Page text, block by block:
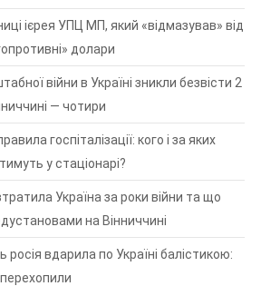
ієрея УПЦ МП, який «відмазував» від
долари
війни в Україні зникли безвісти 2
— чотири
госпіталізації: кого і за яких
у стаціонарі?
Україна за роки війни та що
на Вінниччині
росія вдарила по Україні балістикою: